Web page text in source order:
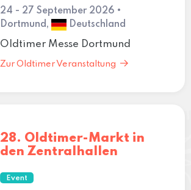
24 - 27 September 2026 •
Dortmund,
Deutschland
Oldtimer Messe Dortmund
Zur Oldtimer Veranstaltung
28. Oldtimer-Markt in
den Zentralhallen
Event